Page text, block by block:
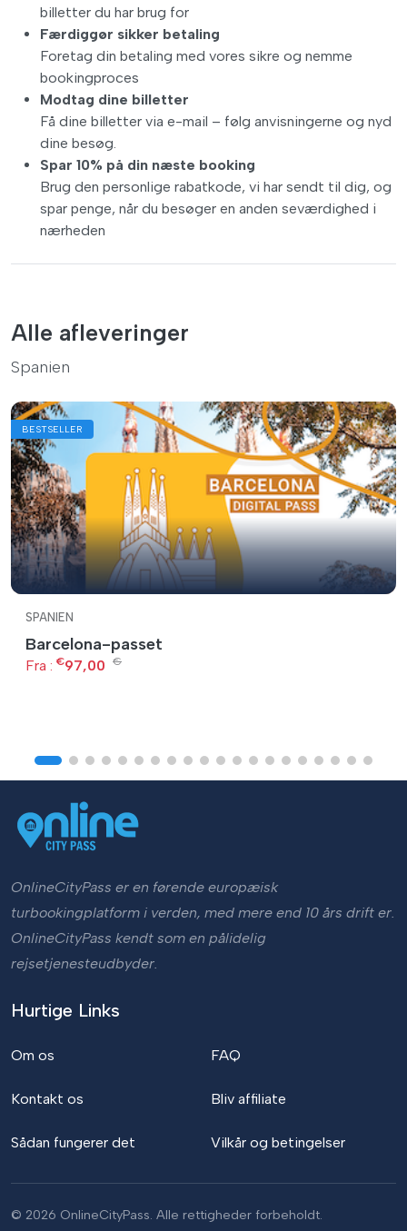
billetter du har brug for
Færdiggør sikker betaling
Foretag din betaling med vores sikre og nemme
bookingproces
Modtag dine billetter
Få dine billetter via e-mail – følg anvisningerne og nyd
dine besøg.
Spar 10% på din næste booking
Brug den personlige rabatkode, vi har sendt til dig, og
spar penge, når du besøger en anden seværdighed i
nærheden
Alle afleveringer
Spanien
BESTSELLER
SPANIEN
Barcelona-passet
Fra : €97,00 €
OnlineCityPass er en førende europæisk
turbookingplatform i verden, med mere end 10 års drift er.
OnlineCityPass kendt som en pålidelig
rejsetjenesteudbyder.
Hurtige Links
Om os
Kontakt os
Sådan fungerer det
FAQ
Bliv affiliate
Vilkår og betingelser
© 2026 OnlineCityPass. Alle rettigheder forbeholdt.